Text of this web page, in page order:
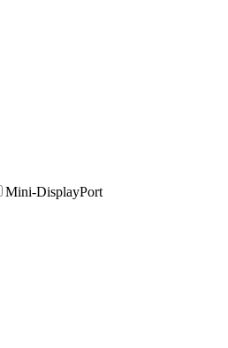
Mini-DisplayPort